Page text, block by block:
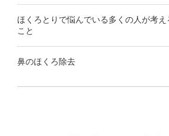
ほくろとりで悩んでいる多くの人が考え
こと
鼻のほくろ除去